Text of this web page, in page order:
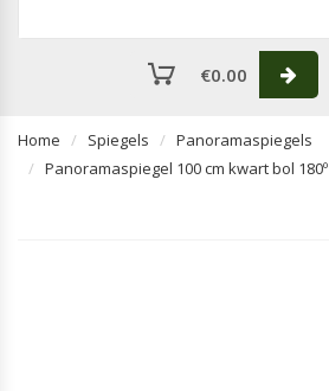
€0.00
Home Spiegels
Panoramaspiegels
Panoramaspiegel 100 cm kwart bol 180º